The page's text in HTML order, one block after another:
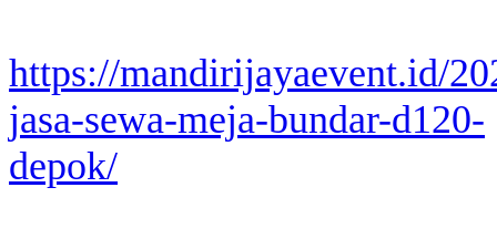
https://mandirijayaevent.id/
jasa-sewa-meja-bundar-d120-
depok/